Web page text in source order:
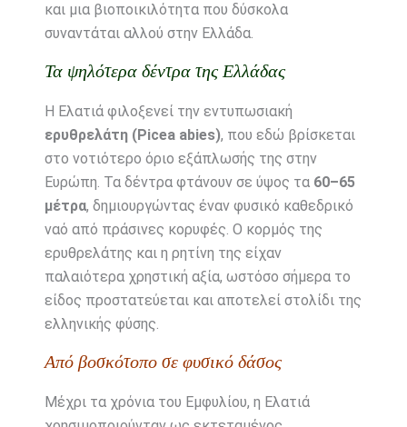
και μια βιοποικιλότητα που δύσκολα
συναντάται αλλού στην Ελλάδα.
Τα ψηλότερα δέντρα της Ελλάδας
Η Ελατιά φιλοξενεί την εντυπωσιακή
ερυθρελάτη (Picea abies), που εδώ βρίσκεται
στο νοτιότερο όριο εξάπλωσής της στην
Ευρώπη. Τα δέντρα φτάνουν σε ύψος τα 60–65
μέτρα, δημιουργώντας έναν φυσικό καθεδρικό
ναό από πράσινες κορυφές. Ο κορμός της
ερυθρελάτης και η ρητίνη της είχαν
παλαιότερα χρηστική αξία, ωστόσο σήμερα το
είδος προστατεύεται και αποτελεί στολίδι της
ελληνικής φύσης.
Από βοσκότοπο σε φυσικό δάσος
Μέχρι τα χρόνια του Εμφυλίου, η Ελατιά